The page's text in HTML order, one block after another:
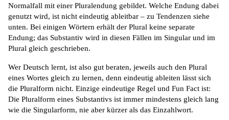
Normalfall mit einer Pluralendung gebildet. Welche Endung dabei
genutzt wird, ist nicht eindeutig ableitbar – zu Tendenzen siehe
unten. Bei einigen Wörtern erhält der Plural keine separate
Endung; das Substantiv wird in diesen Fällen im Singular und im
Plural gleich geschrieben.
Wer Deutsch lernt, ist also gut beraten, jeweils auch den Plural
eines Wortes gleich zu lernen, denn eindeutig ableiten lässt sich
die Pluralform nicht. Einzige eindeutige Regel und Fun Fact ist:
Die Pluralform eines Substantivs ist immer mindestens gleich lang
wie die Singularform, nie aber kürzer als das Einzahlwort.